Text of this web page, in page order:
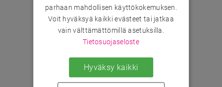
parhaan mahdollisen käyttökokemuksen.
Voit hyväksyä kaikki evästeet tai jatkaa
vain välttämättömillä asetuksilla.
Tietosuojaseloste
Hyväksy kaikki